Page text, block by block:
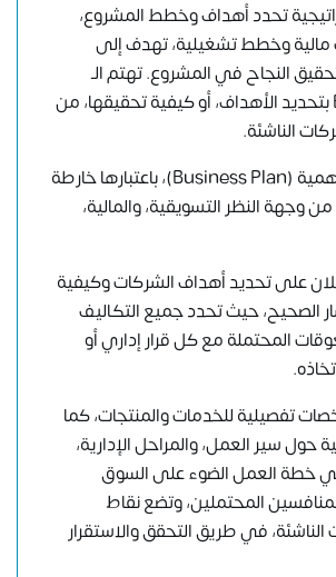
تحدد أهداف وخطط المشروع،
وخطط تشغيلية، تهدف إلى
النجاح في المشروع. تهتم الـ
Business Plan بتحديد الأهداف، أو كيفية تحقيقها، من
الناشئة.
ومن هنا تظهر أهمية (Business Plan)، باعتبارها خارطة
وجهة النظر التسويقية، والمالية،
على تحديد أهداف الشركات وكيفية
الصحيح، حيث تحدد جميع التكاليف
المحتملة مع كل قرار إداري أو
تفصيلية للخدمات والمنتجات، كما
حول سير العمل، والمراحل الإدارية،
خطة العمل الضوء على السوق
المحتملين، وتضع نقاط
الناشئة، في طريق التحقق والاستقرار